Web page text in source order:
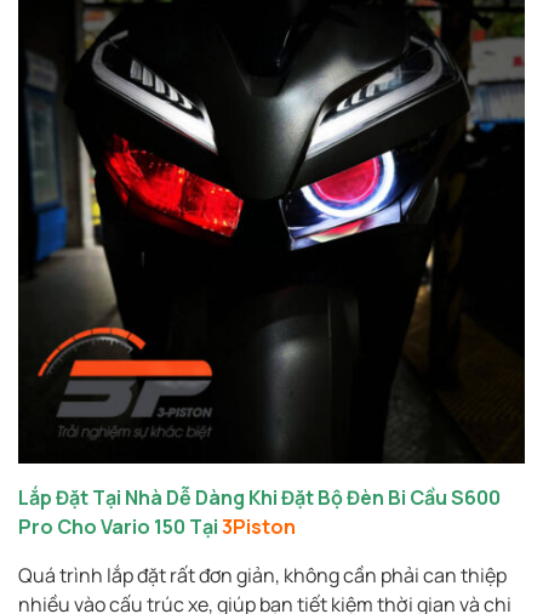
Lắp Đặt Tại Nhà Dễ Dàng Khi Đặt Bộ Đèn Bi Cầu S600
Pro Cho Vario 150 Tại3Piston
Quá trình lắp đặt rất đơn giản, không cần phải can thiệp
nhiều vào cấu trúc xe, giúp bạn tiết kiệm thời gian và chi